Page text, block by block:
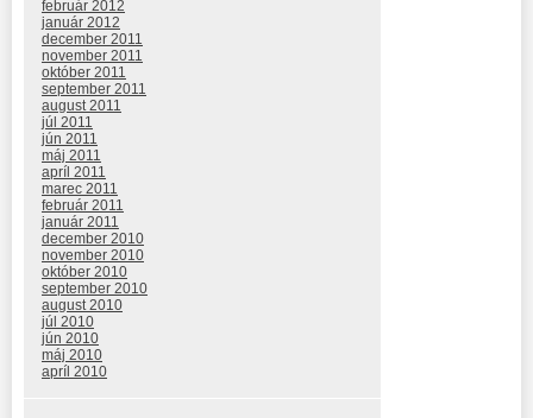
február 2012
január 2012
december 2011
november 2011
október 2011
september 2011
august 2011
júl 2011
jún 2011
máj 2011
apríl 2011
marec 2011
február 2011
január 2011
december 2010
november 2010
október 2010
september 2010
august 2010
júl 2010
jún 2010
máj 2010
apríl 2010